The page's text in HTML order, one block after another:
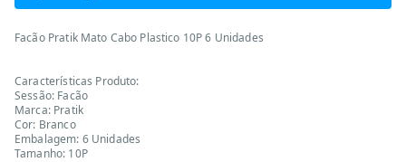
Facão Pratik Mato Cabo Plastico 10P 6 Unidades
Características Produto:
Sessão: Facão
Marca: Pratik
Cor: Branco
Embalagem: 6 Unidades
Tamanho: 10P